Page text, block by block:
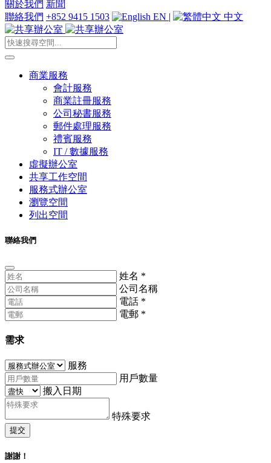
關於我們 新聞
聯絡我們 +852 9415 1503 EN | 中文
商業服務
會計服務
商業註冊服務
公司秘書服務
郵件處理服務
禮賓服務
IT / 數據服務
虛擬辦公室
共享工作空間
服務式辦公室
瀏覽空間
列出空間
聯絡我們
姓名 *
公司名稱
電話 *
電郵 *
需求
服務
用戶數量
搬入日期
特殊要求
提交
謝謝！